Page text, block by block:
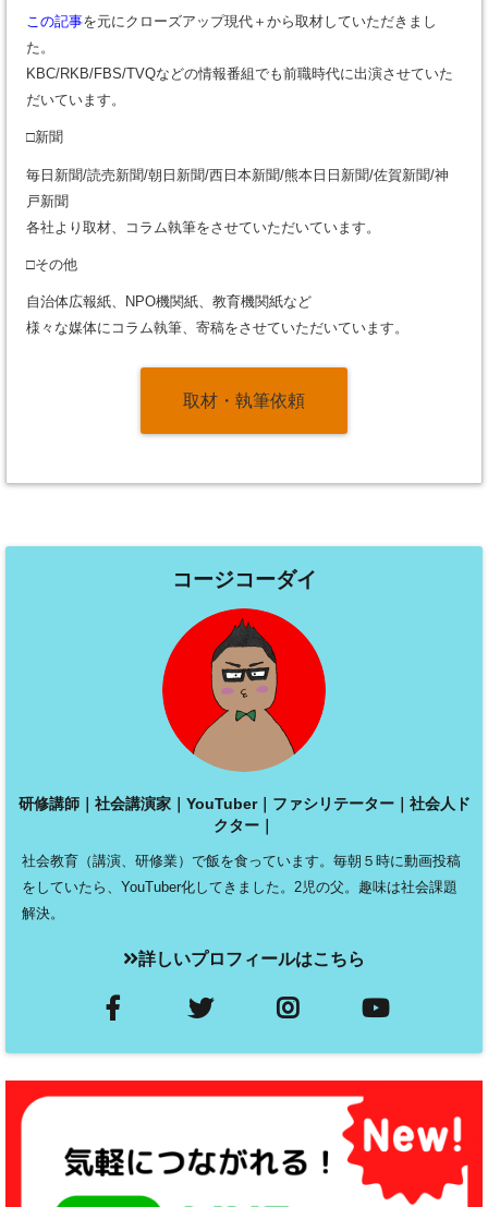
この記事を元にクローズアップ現代＋から取材していただきまし
た。
KBC/RKB/FBS/TVQなどの情報番組でも前職時代に出演させていた
だいています。
□新聞
毎日新聞/読売新聞/朝日新聞/西日本新聞/熊本日日新聞/佐賀新聞/神
戸新聞
各社より取材、コラム執筆をさせていただいています。
□その他
自治体広報紙、NPO機関紙、教育機関紙など
様々な媒体にコラム執筆、寄稿をさせていただいています。
取材・執筆依頼
コージコーダイ
研修講師｜社会講演家｜YouTuber｜ファシリテーター｜社会人ド
クター｜
社会教育（講演、研修業）で飯を食っています。毎朝５時に動画投稿
をしていたら、YouTuber化してきました。2児の父。趣味は社会課題
解決。
詳しいプロフィールはこちら